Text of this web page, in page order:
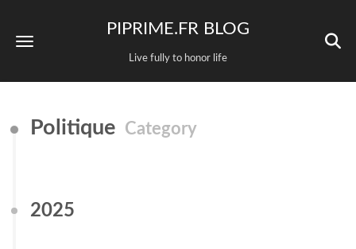
PIPRIME.FR BLOG
Live fully to honor life
Politique Category
2025